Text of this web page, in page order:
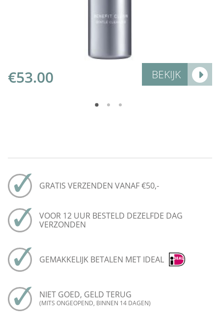
€53.00 BEKIJK
GRATIS VERZENDEN VANAF €50,-
VOOR 12 UUR BESTELD DEZELFDE DAG
VERZONDEN
GEMAKKELIJK BETALEN MET IDEAL
NIET GOED, GELD TERUG
(MITS ONGEOPEND, BINNEN 14 DAGEN)